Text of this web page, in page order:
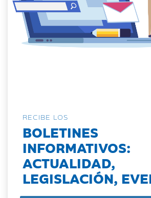
RECIBE LOS
BOLETINES
INFORMATIVOS:
ACTUALIDAD,
LEGISLACIÓN,